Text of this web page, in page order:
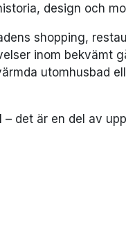
design och
shopping,
inom bekvämt
utomhusbad
det är en del av